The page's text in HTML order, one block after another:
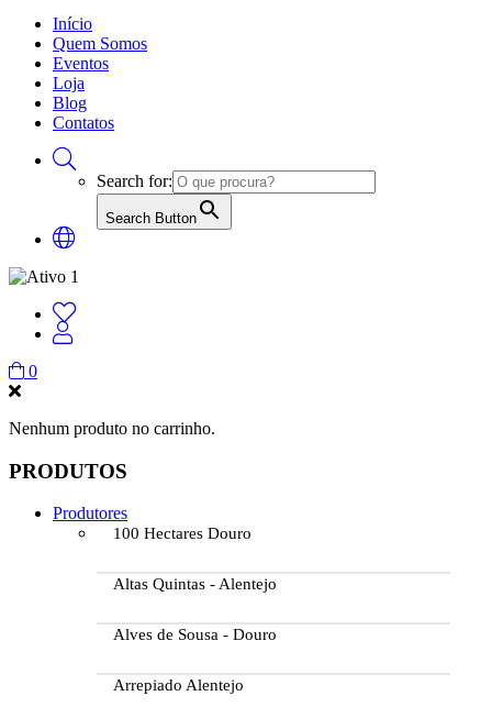
Início
Quem Somos
Eventos
Loja
Blog
Contatos
Search for:
Search Button
0
Nenhum produto no carrinho.
PRODUTOS
Produtores
100 Hectares Douro
Altas Quintas - Alentejo
Alves de Sousa - Douro
Arrepiado Alentejo